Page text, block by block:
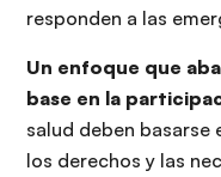
responden a las
Un enfoque que
base en la
salud deben basarse
los derechos y las